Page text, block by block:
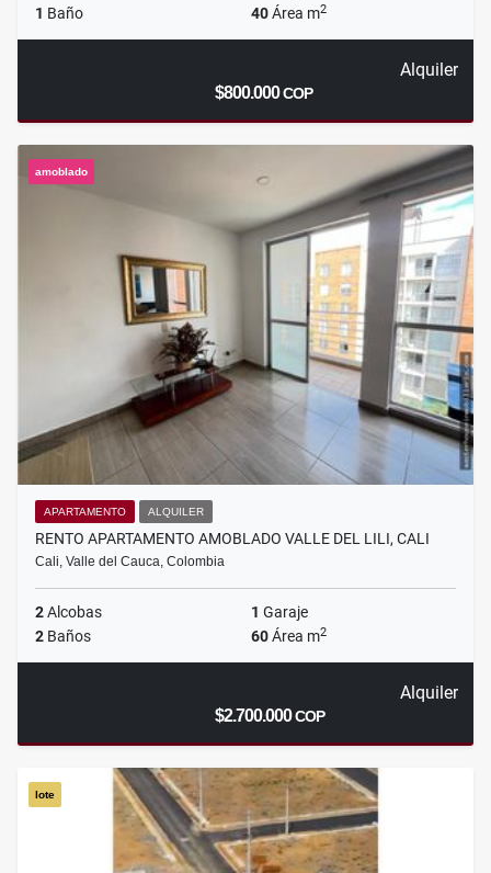
1 Baño 40Área m2
Alquiler
$800.000COP
amoblado
APARTAMENTO ALQUILER
RENTO APARTAMENTO AMOBLADO VALLE DEL LILI, CALI
Cali, Valle del Cauca, Colombia
2Alcobas 1 Garaje
2 Baños 60Área m2
Alquiler
$2.700.000COP
lote